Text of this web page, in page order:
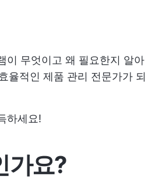
이 무엇이고 왜 필요한지 알아
율적인 제품 관리 전문가가 되
하세요!
가요?